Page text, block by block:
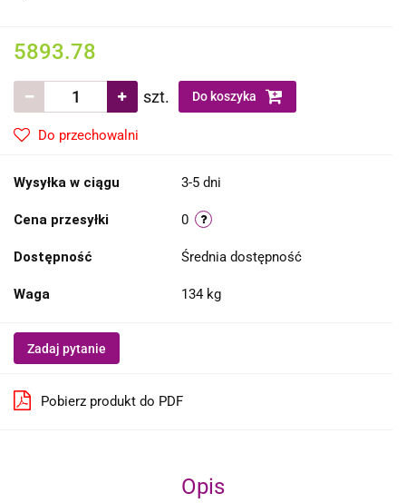
5893.78
szt. Do koszyka
Do przechowalni
Wysyłka w ciągu 3-5 dni
Cena przesyłki 0
Dostępność Średnia dostępność
Waga 134 kg
Zadaj pytanie
Pobierz produkt do PDF
Opis